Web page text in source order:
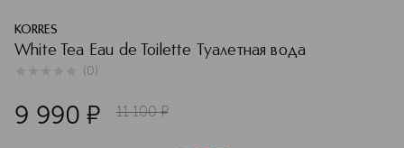
KORRES
White Tea Eau de Toilette Туалетная вода
(0)
9 990 ¤ 11 100 ¤